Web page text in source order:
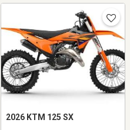
2026 KTM 125 SX